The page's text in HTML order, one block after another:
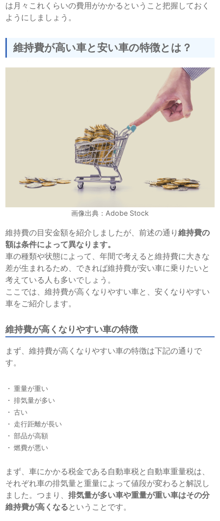
は月々これくらいの費用がかかるということ把握しておく
ようにしましょう。
維持費が高い車と安い車の特徴とは？
画像出典：Adobe Stock
維持費の目安金額を紹介しましたが、前述の通り維持費の
額は条件によって異なります。
車の種類や状態によって、年間で考えると維持費に大きな
差が生まれるため、できれば維持費が安い車に乗りたいと
考えている人も多いでしょう。
ここでは、維持費が高くなりやすい車と、安くなりやすい
車をご紹介します。
維持費が高くなりやすい車の特徴
まず、維持費が高くなりやすい車の特徴は下記の通りで
す。
重量が重い
排気量が多い
古い
走行距離が長い
部品が高額
燃費が悪い
まず、車にかかる税金である自動車税と自動車重量税は、
それぞれ車の排気量と重量によって値段が変わると解説し
ました。つまり、排気量が多い車や重量が重い車はその分
維持費が高くなる ということです。